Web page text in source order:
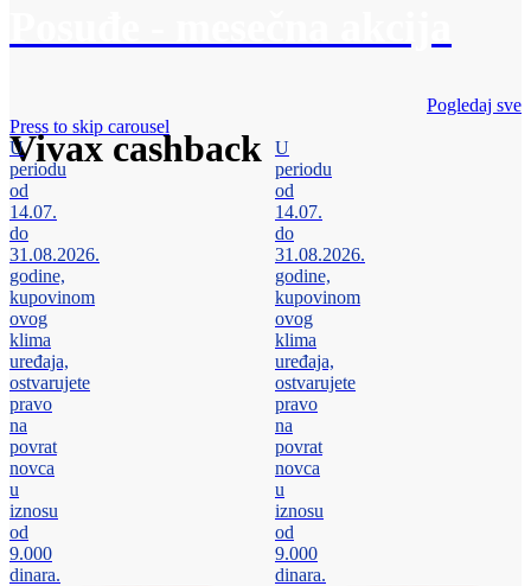
Vivax cashback
Pogledaj sve
Press to skip carousel
U
periodu
od
14.07.
do
31.08.2026.
godine,
kupovinom
ovog
klima
uređaja,
ostvarujete
pravo
na
povrat
novca
u
iznosu
od
9.000
dinara.
U
periodu
od
14.07.
do
31.08.2026.
godine,
kupovinom
ovog
klima
uređaja,
ostvarujete
pravo
na
povrat
novca
u
iznosu
od
9.000
dinara.